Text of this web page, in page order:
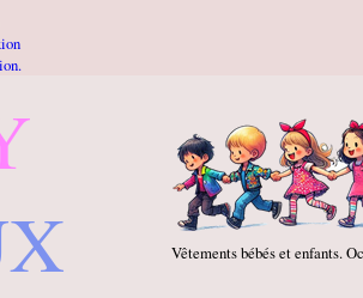
Vêtements bébés et enfants.